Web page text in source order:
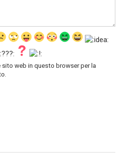
sito web in questo browser per la